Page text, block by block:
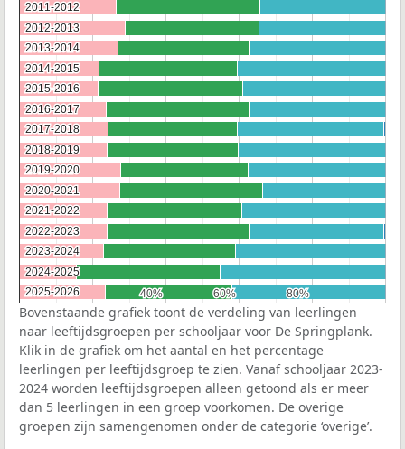
40%
40% 60%
60% 80%
80%
2011-2012
2011-2012
2012-2013
2012-2013
2013-2014
2013-2014
2014-2015
2014-2015
2015-2016
2015-2016
2016-2017
2016-2017
2017-2018
2017-2018
2018-2019
2018-2019
2019-2020
2019-2020
2020-2021
2020-2021
2021-2022
2021-2022
2022-2023
2022-2023
2023-2024
2023-2024
2024-2025
2024-2025
2025-2026
2025-2026
Bovenstaande grafiek toont de verdeling van leerlingen
naar leeftijdsgroepen per schooljaar voor De Springplank.
Klik in de grafiek om het aantal en het percentage
leerlingen per leeftijdsgroep te zien. Vanaf schooljaar 2023-
2024 worden leeftijdsgroepen alleen getoond als er meer
dan 5 leerlingen in een groep voorkomen. De overige
groepen zijn samengenomen onder de categorie ‘overige’.